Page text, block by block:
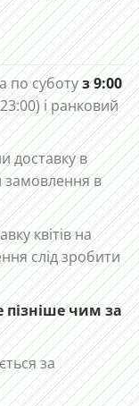
по суботуз 9:00
і ранковий
доставку в
в
квітів на
слід зробити
пізніше чим за
за